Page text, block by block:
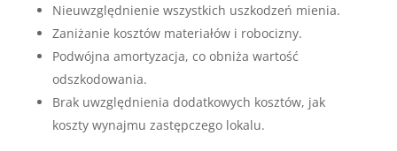
Nieuwzględnienie wszystkich uszkodzeń mienia.
Zaniżanie kosztów materiałów i robocizny.
Podwójna amortyzacja, co obniża wartość
odszkodowania.
Brak uwzględnienia dodatkowych kosztów, jak
koszty wynajmu zastępczego lokalu.